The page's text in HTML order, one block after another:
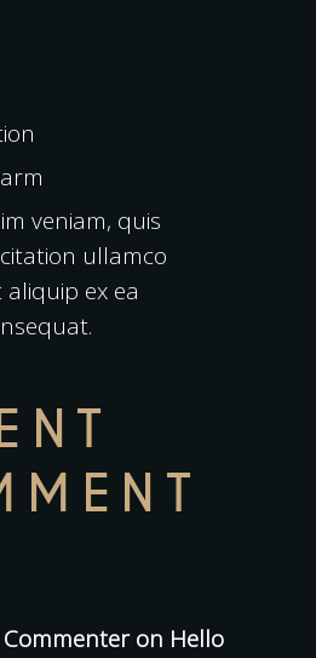
veniam, quis
ullamco
ex ea
on Hello